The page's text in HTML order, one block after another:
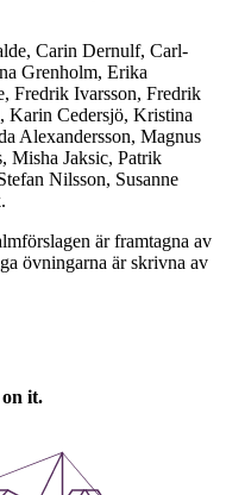
Carin Dernulf, Carl-
Grenholm, Erika
Fredrik Ivarsson, Fredrik
Karin Cedersjö, Kristina
Alexandersson, Magnus
Misha Jaksic, Patrik
Nilsson, Susanne
är framtagna av
övningarna är skrivna av